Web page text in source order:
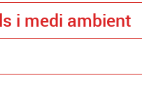
i medi ambient